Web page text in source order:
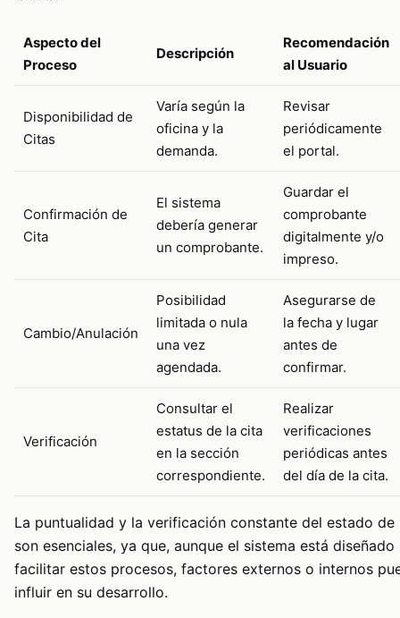
Aspecto del
Proceso
Descripción
Recomendación
al Usuario
Disponibilidad de
Citas
Varía según la
oficina y la
demanda.
Revisar
periódicamente
el portal.
Confirmación de
Cita
El sistema
debería generar
un comprobante.
Guardar el
comprobante
digitalmente y/o
impreso.
Cambio/Anulación
Posibilidad
limitada o nula
una vez
agendada.
Asegurarse de
la fecha y lugar
antes de
confirmar.
Verificación
Consultar el
estatus de la cita
en la sección
correspondiente.
Realizar
verificaciones
periódicas antes
del día de la cita.
La puntualidad y la verificación constante del estado de
son esenciales, ya que, aunque el sistema está diseñado
facilitar estos procesos, factores externos o internos
influir en su desarrollo.